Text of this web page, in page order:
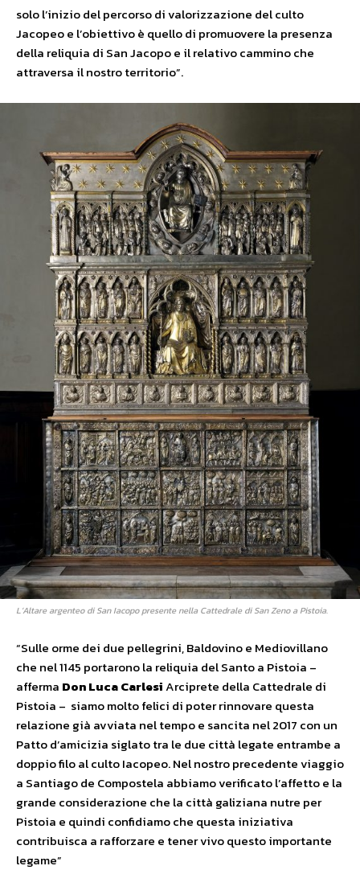
solo l’inizio del percorso di valorizzazione del culto
Jacopeo e l’obiettivo è quello di promuovere la presenza
della reliquia di San Jacopo e il relativo cammino che
attraversa il nostro territorio”.
L’Altare argenteo di San Iacopo presente nella Cattedrale di San Zeno a Pistoia.
“Sulle orme dei due pellegrini, Baldovino e Mediovillano
che nel 1145 portarono la reliquia del Santo a Pistoia –
afferma Don Luca CarlesiArciprete della Cattedrale di
Pistoia – siamo molto felici di poter rinnovare questa
relazione già avviata nel tempo e sancita nel 2017 con un
Patto d’amicizia siglato tra le due città legate entrambe a
doppio filo al culto Iacopeo. Nel nostro precedente viaggio
a Santiago de Compostela abbiamo verificato l’affetto e la
grande considerazione che la città galiziana nutre per
Pistoia e quindi confidiamo che questa iniziativa
contribuisca a rafforzare e tener vivo questo importante
legame”